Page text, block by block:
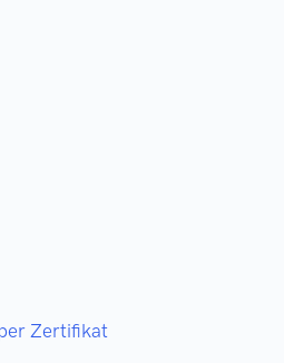
Zertifikat